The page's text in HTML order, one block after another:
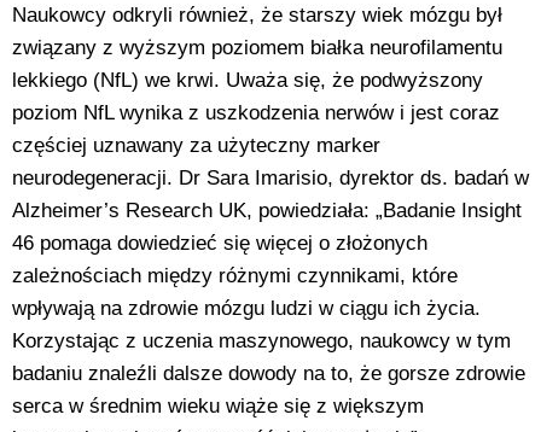
Naukowcy odkryli również, że starszy wiek mózgu był
związany z wyższym poziomem białka neurofilamentu
lekkiego (NfL) we krwi. Uważa się, że podwyższony
poziom NfL wynika z uszkodzenia nerwów i jest coraz
częściej uznawany za użyteczny marker
neurodegeneracji. Dr Sara Imarisio, dyrektor ds. badań w
Alzheimer’s Research UK, powiedziała: „Badanie Insight
46 pomaga dowiedzieć się więcej o złożonych
zależnościach między różnymi czynnikami, które
wpływają na zdrowie mózgu ludzi w ciągu ich życia.
Korzystając z uczenia maszynowego, naukowcy w tym
badaniu znaleźli dalsze dowody na to, że gorsze zdrowie
serca w średnim wieku wiąże się z większym